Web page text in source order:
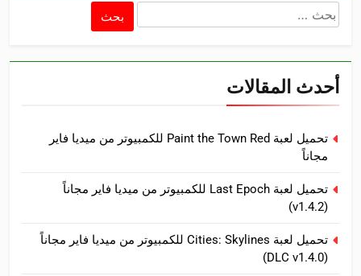
البحث
أحدث المقالات
تحميل لعبة Paint the Town Red للكمبيوتر من ميديا فاير
مجاناً
تحميل لعبة Last Epoch للكمبيوتر من ميديا فاير مجاناً
(v1.4.2)
تحميل لعبة Cities: Skylines للكمبيوتر من ميديا فاير مجاناً
(DLC v1.4.0)